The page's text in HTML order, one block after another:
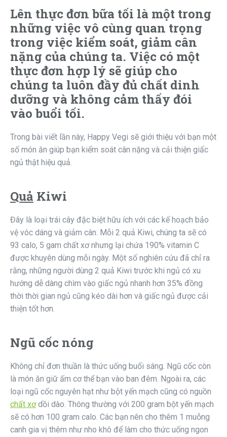
Lên thực đơn bữa tối là một trong
những việc vô cùng quan trọng
trong việc kiểm soát, giảm cân
nặng của chúng ta. Việc có một
thực đơn hợp lý sẽ giúp cho
chúng ta luôn đầy đủ chất dinh
dưỡng và không cảm thấy đói
vào buổi tối.
Trong bài viết lần này, Happy Vegi sẽ giới thiệu với bạn một
số món ăn giúp bạn kiểm soát cân nặng và cải thiện giấc
ngủ thật hiệu quả.
Quả Kiwi
Đây là loại trái cây đặc biệt hữu ích với các kế hoạch bảo
vệ vóc dáng và giảm cân. Mỗi 2 quả Kiwi, chúng ta sẽ có
93 calo, 5 gam chất xơ nhưng lại chứa 190% vitamin C
được khuyên dùng mỗi ngày. Một số nghiên cứu đã chỉ ra
rằng, những người dùng 2 quả Kiwi trước khi ngủ có xu
hướng dễ dàng chìm vào giấc ngủ nhanh hơn 35% đồng
thời thời gian ngủ cũng kéo dài hơn và giấc ngủ được cải
thiện tốt hơn.
Ngũ cốc nóng
Không chỉ đơn thuần là thức uống buổi sáng. Ngũ cốc còn
là món ăn giữ ấm cơ thể bạn vào ban đêm. Ngoài ra, các
loại ngũ cốc nguyên hạt như bột yến mạch cũng có nguồn
chất xơdồi dào. Thông thường với 200 gram bột yến mạch
sẽ có hơn 100 gram calo. Các bạn nên cho thêm 1 muỗng
canh gia vị thêm như nho khô để làm cho thức uống ngon